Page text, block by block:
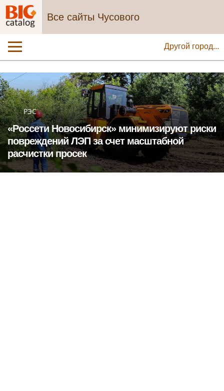
Все сайты Чусового
Другой город...
РЭС
«Россети Новосибирск» минимизируют риски
повреждений ЛЭП за счет масштабной
расчистки просек